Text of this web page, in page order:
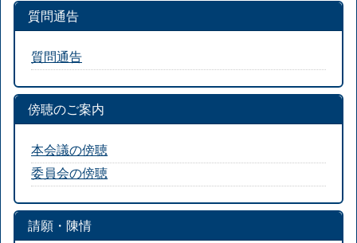
質問通告
質問通告
傍聴のご案内
本会議の傍聴
委員会の傍聴
請願・陳情